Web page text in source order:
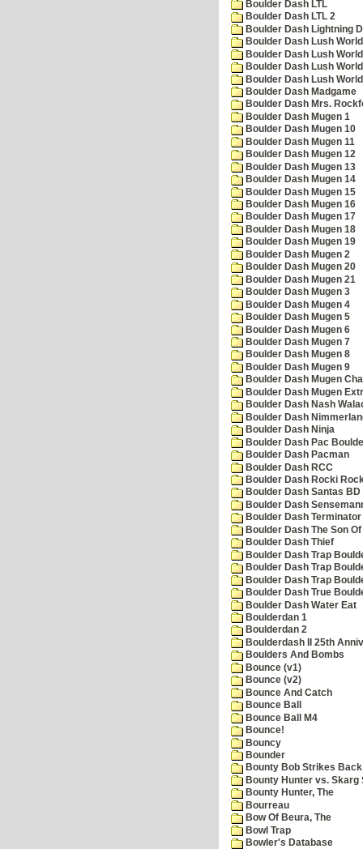
Boulder Dash LTL
Boulder Dash LTL 2
Boulder Dash Lightning
Boulder Dash Lush
Boulder Dash Lush
Boulder Dash Lush
Boulder Dash Lush
Boulder Dash Madgame
Boulder Dash Mrs.
Boulder Dash Mugen 1
Boulder Dash Mugen 10
Boulder Dash Mugen 11
Boulder Dash Mugen 12
Boulder Dash Mugen 13
Boulder Dash Mugen 14
Boulder Dash Mugen 15
Boulder Dash Mugen 16
Boulder Dash Mugen 17
Boulder Dash Mugen 18
Boulder Dash Mugen 19
Boulder Dash Mugen 2
Boulder Dash Mugen 20
Boulder Dash Mugen 21
Boulder Dash Mugen 3
Boulder Dash Mugen 4
Boulder Dash Mugen 5
Boulder Dash Mugen 6
Boulder Dash Mugen 7
Boulder Dash Mugen 8
Boulder Dash Mugen 9
Boulder Dash Mugen
Boulder Dash Mugen
Boulder Dash Nash
Boulder Dash
Boulder Dash Ninja
Boulder Dash Pac
Boulder Dash Pacman
Boulder Dash RCC
Boulder Dash Rocki
Boulder Dash Santas
Boulder Dash
Boulder Dash
Boulder Dash The Son
Boulder Dash Thief
Boulder Dash Trap
Boulder Dash Trap
Boulder Dash Trap
Boulder Dash True
Boulder Dash Water Eat
Boulderdan 1
Boulderdan 2
Boulderdash II 25th
Boulders And Bombs
Bounce (v1)
Bounce (v2)
Bounce And Catch
Bounce Ball
Bounce Ball M4
Bounce!
Bouncy
Bounder
Bounty Bob Strikes
Bounty Hunter vs. Skarg
Bounty Hunter, The
Bourreau
Bow Of Beura, The
Bowl Trap
Bowler's Database